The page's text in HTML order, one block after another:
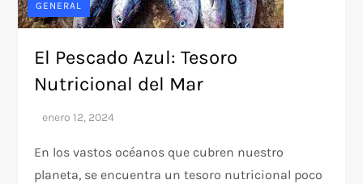
GENERAL
El Pescado Azul: Tesoro
Nutricional del Mar
En los vastos océanos que cubren nuestro
planeta, se encuentra un tesoro nutricional poco